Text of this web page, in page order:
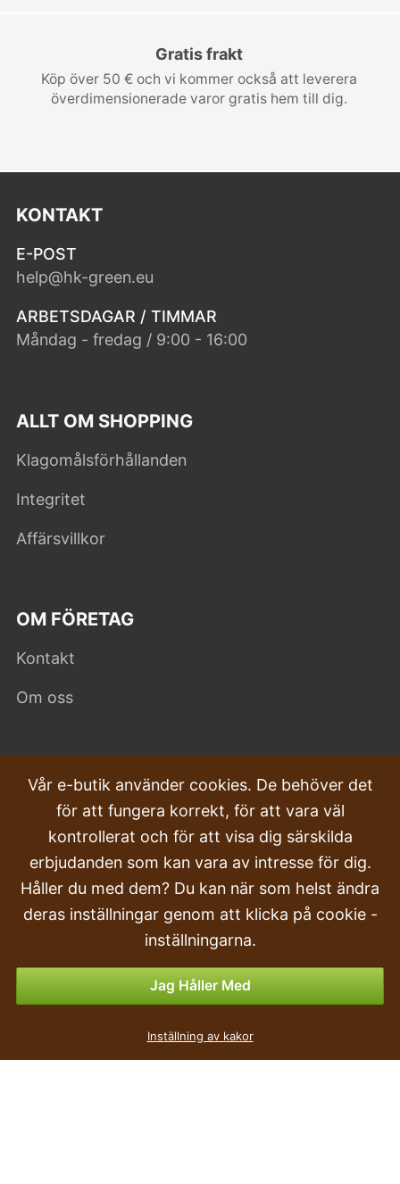
Gratis frakt
Köp över 50 € och vi kommer också att leverera
överdimensionerade varor gratis hem till dig.
KONTAKT
E-POST
help@hk-green.eu
ARBETSDAGAR / TIMMAR
Måndag - fredag / 9:00 - 16:00
ALLT OM SHOPPING
Klagomålsförhållanden
Integritet
Affärsvillkor
OM FÖRETAG
Kontakt
Om oss
VANLIGA FRÅGOR
Klagomål
Transport och leverans
Beställa
Returer & Återbetalningar
Betalningsalternativ
Vår e-butik använder cookies. De behöver det
för att fungera korrekt, för att vara väl
kontrollerat och för att visa dig särskilda
erbjudanden som kan vara av intresse för dig.
Håller du med dem? Du kan när som helst ändra
deras inställningar genom att klicka på cookie -
inställningarna.
Jag Håller Med
Inställning av kakor